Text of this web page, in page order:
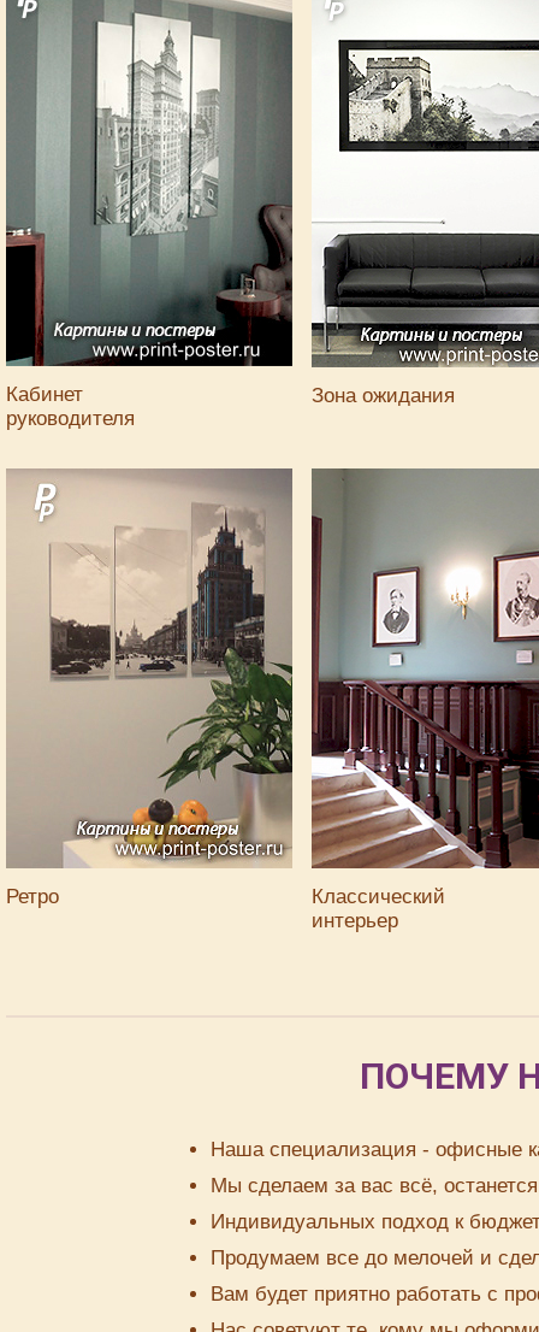
Кабинет
руководителя
Зона ожидания
Ретро
Классический
интерьер
ПОЧЕМУ
Наша специализация - офисные
Мы сделаем за вас всё,
Индивидуальных подход к
Продумаем все до мелочей и
Вам будет приятно работать с